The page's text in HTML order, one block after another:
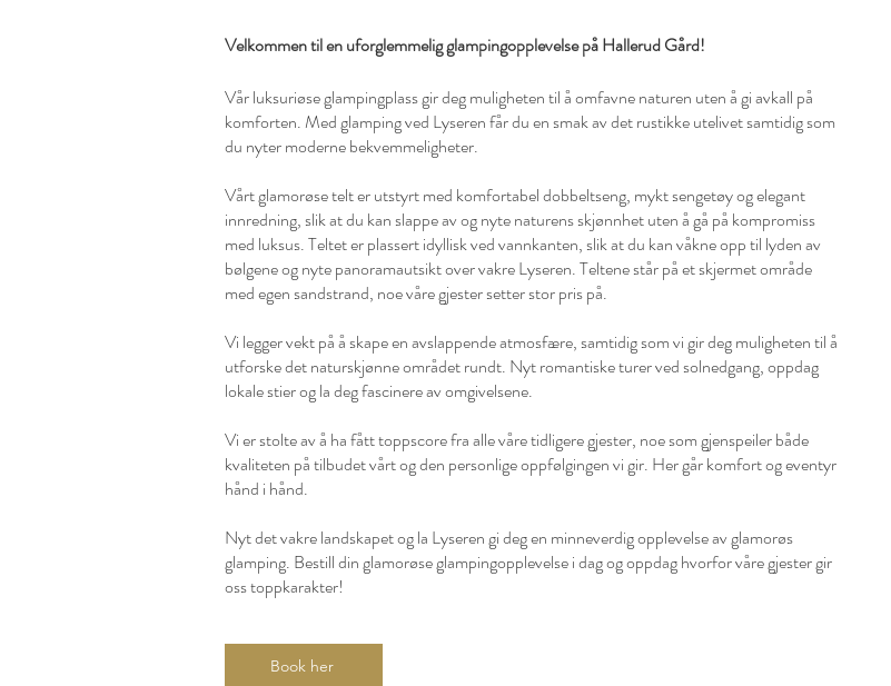
Velkommen til en uforglemmelig glampingopplevelse på Hallerud Gård!
Vår luksuriøse glampingplass gir deg muligheten til å omfavne naturen uten å gi avkall på
komforten. Med glamping ved Lyseren får du en smak av det rustikke utelivet samtidig som
du nyter moderne bekvemmeligheter.
Vårt glamorøse telt er utstyrt med komfortabel dobbeltseng, mykt sengetøy og elegant
innredning, slik at du kan slappe av og nyte naturens skjønnhet uten å gå på kompromiss
med luksus. Teltet er plassert idyllisk ved vannkanten, slik at du kan våkne opp til lyden av
bølgene og nyte panoramautsikt over vakre Lyseren. Teltene står på et skjermet område
med egen sandstrand, noe våre gjester setter stor pris på.
Vi legger vekt på å skape en avslappende atmosfære, samtidig som vi gir deg muligheten til å
utforske det naturskjønne området rundt. Nyt romantiske turer ved solnedgang, oppdag
lokale stier og la deg fascinere av omgivelsene.
Vi er stolte av å ha fått toppscore fra alle våre tidligere gjester, noe som gjenspeiler både
kvaliteten på tilbudet vårt og den personlige oppfølgingen vi gir. Her går komfort og eventyr
hånd i hånd.
Nyt det vakre landskapet og la Lyseren gi deg en minneverdig opplevelse av glamorøs
glamping. Bestill din glamorøse glampingopplevelse i dag og oppdag hvorfor våre gjester gir
oss toppkarakter!
Book her